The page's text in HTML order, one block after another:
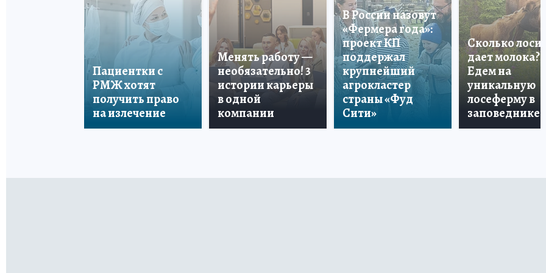
Пациентки с
РМЖ хотят
получить право
на излечение
Менять работу —
необязательно! 3
истории карьеры
в одной
компании
В России назовут
«Фермера года»:
проект КП
поддержал
крупнейший
агрокластер
страны «Фуд
Сити»
Сколько лосиха
дает молока?
Едем на
уникальную
лосеферму в
заповеднике!